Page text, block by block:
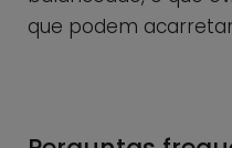
que podem